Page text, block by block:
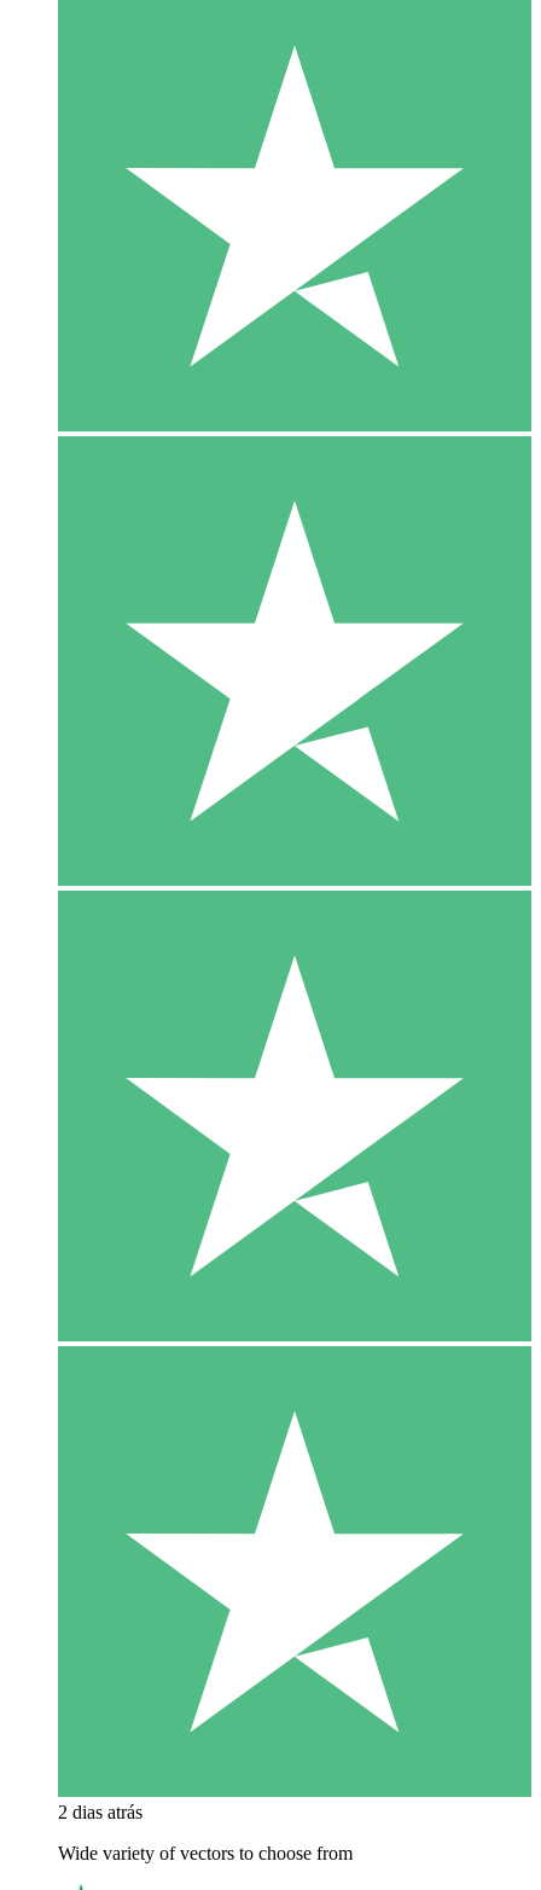
2 dias atrás
Wide variety of vectors to choose from